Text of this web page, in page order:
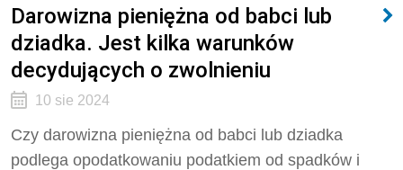
Darowizna pieniężna od babci lub
dziadka. Jest kilka warunków
decydujących o zwolnieniu
10 sie 2024
Czy darowizna pieniężna od babci lub dziadka
podlega opodatkowaniu podatkiem od spadków i